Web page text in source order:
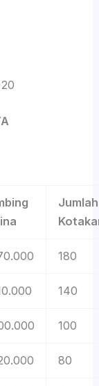
Jumlah
180
140
100
80